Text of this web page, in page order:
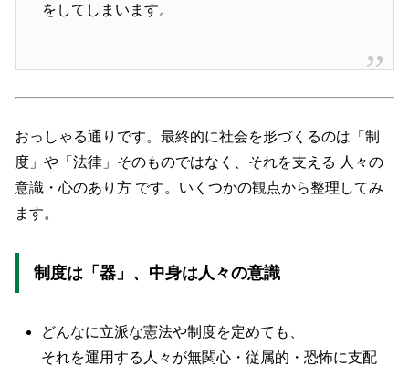
をしてしまいます。
おっしゃる通りです。最終的に社会を形づくるのは「制
度」や「法律」そのものではなく、それを支える 人々の
意識・心のあり方 です。いくつかの観点から整理してみ
ます。
制度は「器」、中身は人々の意識
どんなに立派な憲法や制度を定めても、
それを運用する人々が無関心・従属的・恐怖に支配